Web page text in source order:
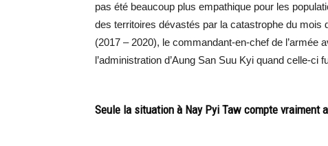
pas été beaucoup plus empathique pour les
des territoires dévastés par la catastrophe du mois
(2017 – 2020), le commandant-en-chef de l’armée
l’administration d’Aung San Suu Kyi quand celle-
Seule la situation à Nay Pyi Taw compte vraiment